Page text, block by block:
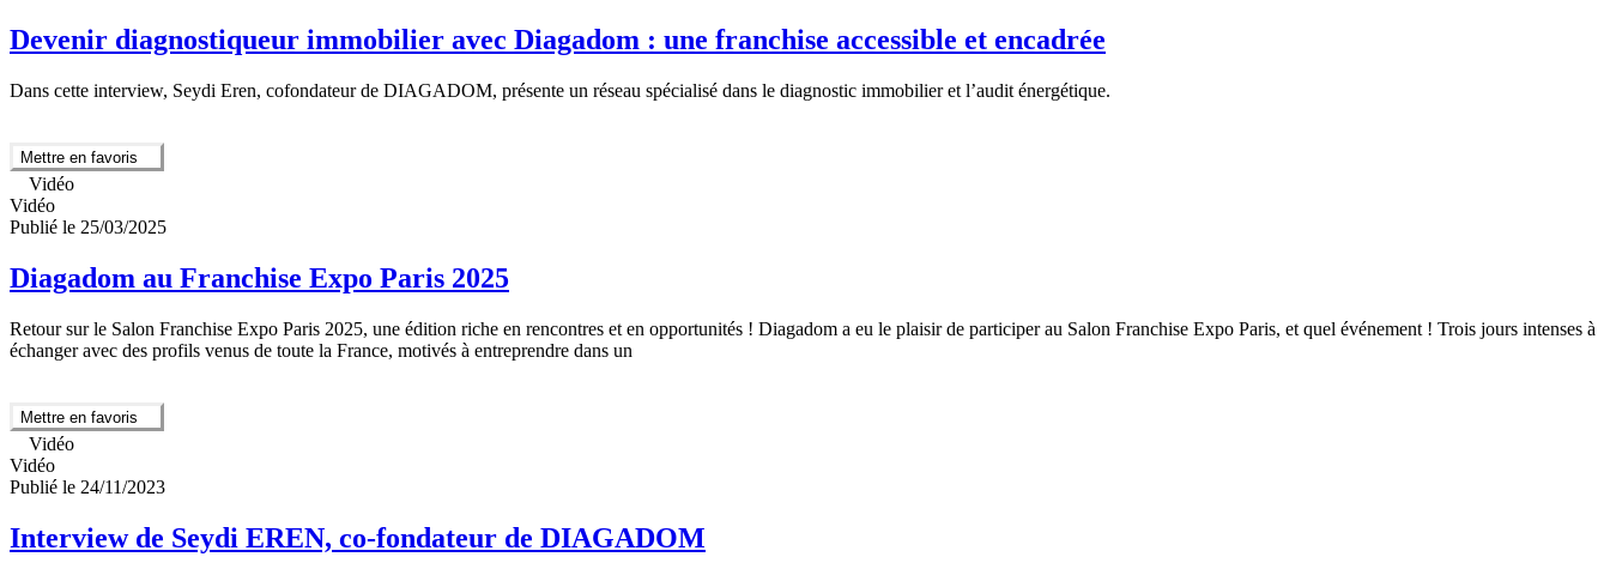
Devenir diagnostiqueur immobilier avec Diagadom : une franchise accessible et encadrée
Dans cette interview, Seydi Eren, cofondateur de DIAGADOM, présente un réseau spécialisé dans le diagnostic immobilier et l’audit énergétique.
Mettre en favoris
Vidéo
Vidéo
Publié le 25/03/2025
Diagadom au Franchise Expo Paris 2025
Retour sur le Salon Franchise Expo Paris 2025, une édition riche en rencontres et en opportunités ! Diagadom a eu le plaisir de participer au Salon Franchise Expo Paris, et quel événement ! Trois jours intenses à
échanger avec des profils venus de toute la France, motivés à entreprendre dans un
Mettre en favoris
Vidéo
Vidéo
Publié le 24/11/2023
Interview de Seydi EREN, co-fondateur de DIAGADOM